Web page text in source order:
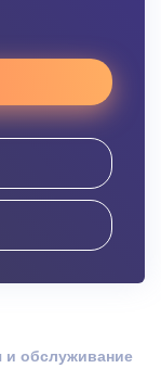
и обслуживание